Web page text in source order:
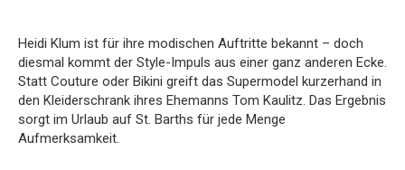
Heidi Klum ist für ihre modischen Auftritte bekannt – doch
diesmal kommt der Style-Impuls aus einer ganz anderen Ecke.
Statt Couture oder Bikini greift das Supermodel kurzerhand in
den Kleiderschrank ihres Ehemanns Tom Kaulitz. Das Ergebnis
sorgt im Urlaub auf St. Barths für jede Menge
Aufmerksamkeit.